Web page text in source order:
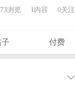
浏览 1内容 0关注
付费